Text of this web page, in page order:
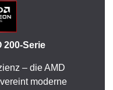
200-Serie
– die AMD
moderne